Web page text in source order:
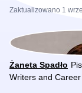
Zaktualizowano 1
Żaneta Spadło
Writers and